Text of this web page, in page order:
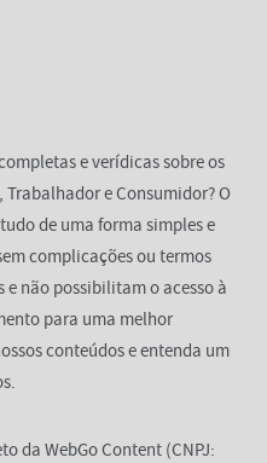
e verídicas sobre os
e Consumidor? O
de uma forma simples e
complicações ou termos
e não possibilitam o acesso à
para uma melhor
conteúdos e entenda um
da WebGo Content (CNPJ: